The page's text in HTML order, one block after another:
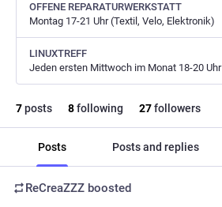
OFFENE REPARATURWERKSTATT
Montag 17-21 Uhr (Textil, Velo, Elektronik)
LINUXTREFF
Jeden ersten Mittwoch im Monat 18-20 Uhr
7posts 8following 27followers
Posts Posts and replies
ReCreaZZZ boosted